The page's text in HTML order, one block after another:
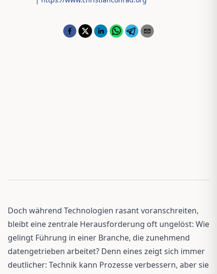
Doch während Technologien rasant voranschreiten,
bleibt eine zentrale Herausforderung oft ungelöst: Wie
gelingt Führung in einer Branche, die zunehmend
datengetrieben arbeitet? Denn eines zeigt sich immer
deutlicher: Technik kann Prozesse verbessern, aber sie